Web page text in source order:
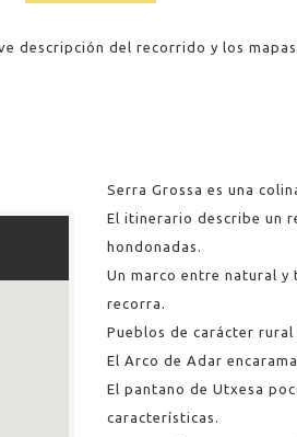
descripción del recorrido y los
Serra Grossa es una
El itinerario describe un
hondonadas.
Un marco entre natural
recorra.
Pueblos de carácter
El Arco de Adar
El pantano de Utxesa
características.